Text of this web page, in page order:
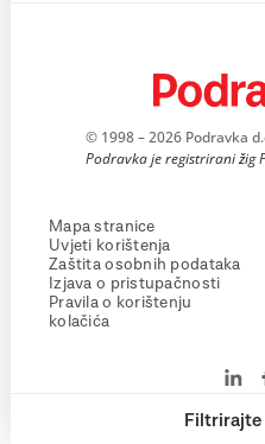
© 1998 – 2026 Podravka
Podravka je registrirani žig
Mapa stranice
Uvjeti korištenja
Zaštita osobnih podataka
Izjava o pristupačnosti
Pravila o korištenju
kolačića